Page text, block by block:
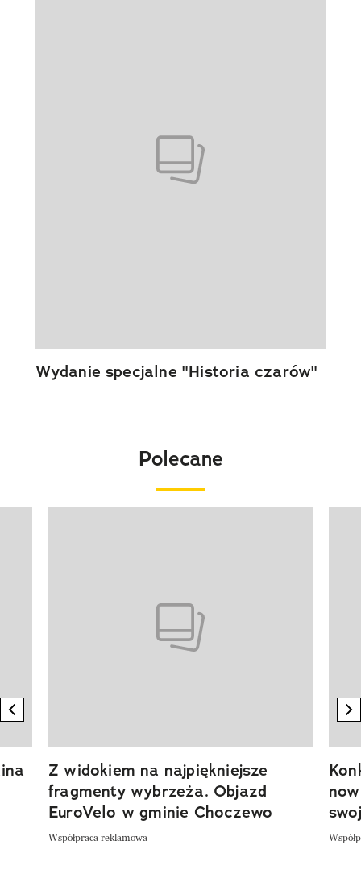
Wydanie specjalne "Historia czarów"
Polecane
previous element
Z widokiem na najpiękniejsze
fragmenty wybrzeża. Objazd
EuroVelo w gminie Choczewo
Współpraca reklamowa